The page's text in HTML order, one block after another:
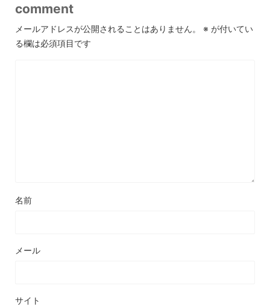
comment
メールアドレスが公開されることはありません。 ※ が付いてい
る欄は必須項目です
名前
メール
サイト